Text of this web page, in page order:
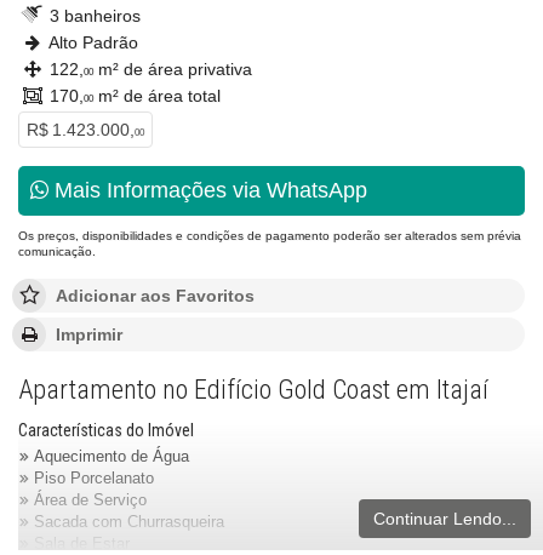
3 banheiros
Alto Padrão
122, 00m² de área privativa
170, 00m² de área total
R$ 1.423.000, 00
Mais Informações via WhatsApp
Os preços, disponibilidades e condições de pagamento poderão ser alterados sem prévia
comunicação.
Adicionar aos Favoritos
Imprimir
Apartamento no Edifício Gold Coast em Itajaí
Características do Imóvel
Aquecimento de Água
Piso Porcelanato
Área de Serviço
Sacada com Churrasqueira
Continuar Lendo...